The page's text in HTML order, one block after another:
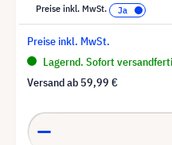
Preise inkl. MwSt.
Preise inkl. MwSt.
Lagernd. Sofort
Versand ab 59,99 €